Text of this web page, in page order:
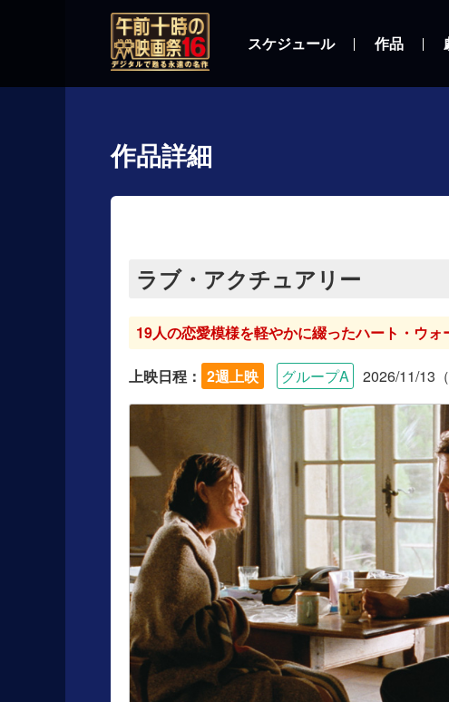
スケジュール 作品
作品詳細
ラブ・アクチュアリー
19人の恋愛模様を軽やかに綴ったハート・ウ
上映日程： 2週上映 グループA 2026/11/13